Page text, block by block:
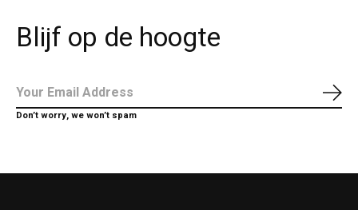
Blijf op de hoogte
Don’t worry, we won’t spam